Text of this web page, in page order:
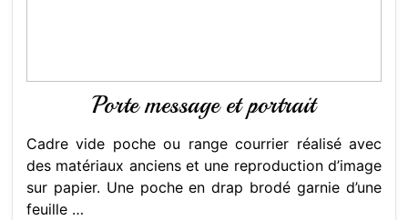
Porte message et portrait
Cadre vide poche ou range courrier réalisé avec
des matériaux anciens et une reproduction d’image
sur papier. Une poche en drap brodé garnie d’une
feuille …